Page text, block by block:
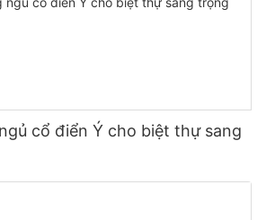
cổ điển Ý cho biệt thự sang